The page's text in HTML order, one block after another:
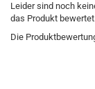
Leider sind noch
das Produkt
Die